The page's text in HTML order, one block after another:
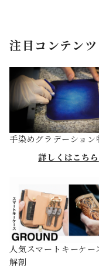
注目コンテンツ
手染めグラデーション
詳しくはこちら
人気スマートキーケー
解剖